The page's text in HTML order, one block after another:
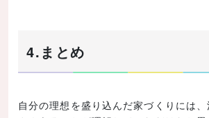
4.まとめ
自分の理想を盛り込んだ家づくりには、